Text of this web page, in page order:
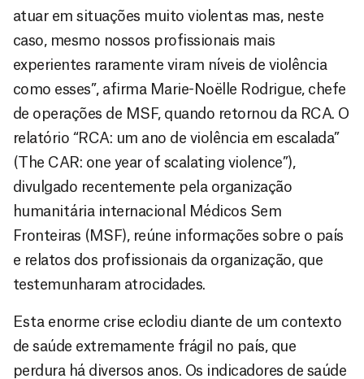
atuar em situações muito violentas mas, neste
caso, mesmo nossos profissionais mais
experientes raramente viram níveis de violência
como esses”, afirma Marie-Noëlle Rodrigue, chefe
de operações de MSF, quando retornou da RCA. O
relatório “RCA: um ano de violência em escalada”
(The CAR: one year of scalating violence”),
divulgado recentemente pela organização
humanitária internacional Médicos Sem
Fronteiras (MSF), reúne informações sobre o país
e relatos dos profissionais da organização, que
testemunharam atrocidades.
Esta enorme crise eclodiu diante de um contexto
de saúde extremamente frágil no país, que
perdura há diversos anos. Os indicadores de saúde